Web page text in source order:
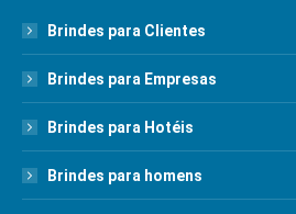
Brindes para Clientes
Brindes para Empresas
Brindes para Hotéis
Brindes para homens